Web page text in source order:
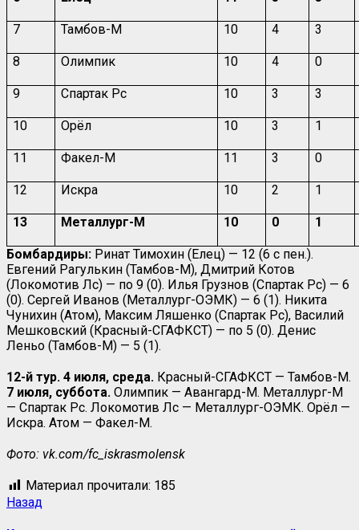
7 Тамбов-М 10 4 3
8 Олимпик 10 4 0
9 Спартак Рс 10 3 3
10 Орёл 10 3 1
11 Факел-М 11 3 0
12 Искра 10 2 1
13 Металлург-М 10 0 1
Бомбардиры: Ринат Тимохин (Елец) — 12 (6 с пен.).
Евгений Рагулькин (Тамбов-М), Дмитрий Котов
(Локомотив Лс) — по 9 (0). Илья Грузнов (Спартак Рс) — 6
(0). Сергей Иванов (Металлург-ОЭМК) — 6 (1). Никита
Чунихин (Атом), Максим Ляшенко (Спартак Рс), Василий
Мешковский (Красный-СГАФКСТ) — по 5 (0). Денис
Леньо (Тамбов-М) — 5 (1).
12-й тур. 4 июля, среда. Красный-СГАФКСТ — Тамбов-М.
7 июля, суббота. Олимпик — Авангард-М. Металлург-М
— Спартак Рс. Локомотив Лс — Металлург-ОЭМК. Орёл —
Искра. Атом — Факел-М.
Фото: vk.com/fc_iskrasmolensk
Материал прочитали: 185
Навигация
Назад